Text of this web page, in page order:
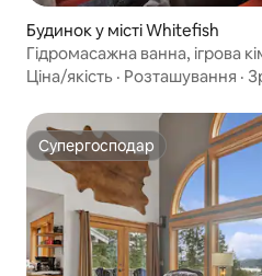
Будинок у місті Whitefish
Гідромасажна ванна, ігрова
гольф/центр міста.
Ціна/якість · Розташування ·
Супергосподар
Супергосподар